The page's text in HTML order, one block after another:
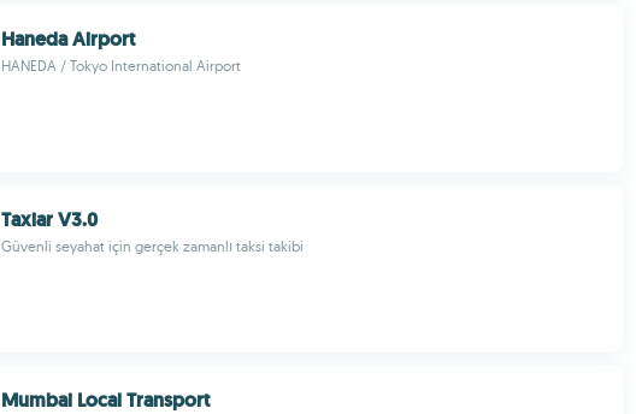
Haneda Airport
HANEDA / Tokyo International Airport
Taxiar V3.0
Güvenli seyahat için gerçek zamanlı taksi takibi
Mumbai Local Transport